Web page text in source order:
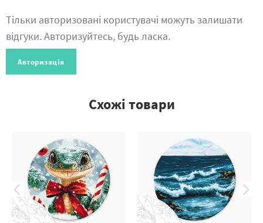
Тільки авторизовані користувачі можуть залишати
відгуки. Авторизуйтесь, будь ласка.
Авторизація
Схожі товари